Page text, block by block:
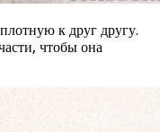
к друг другу.
чтобы она